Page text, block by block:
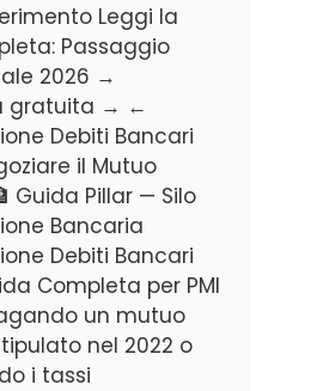
Leggi la
Passaggio
2026 →
gratuita → ←
Debiti Bancari
il Mutuo
Guida Pillar — Silo
Bancaria
Debiti Bancari
Completa per PMI
un mutuo
nel 2022 o
i tassi